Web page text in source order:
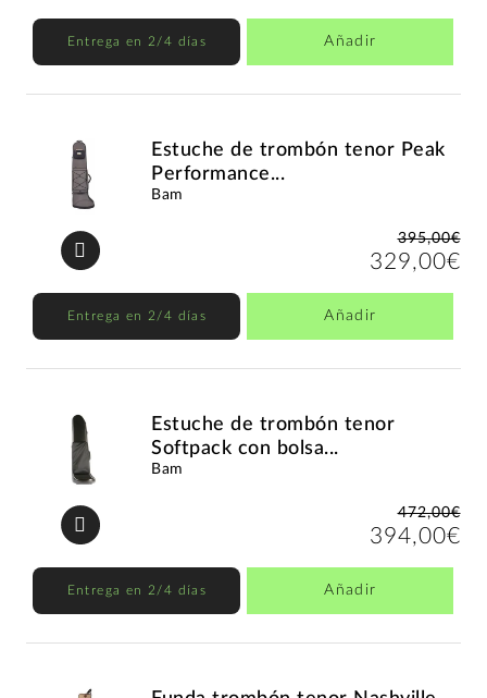
Entrega en 2/4 días Añadir
Estuche de trombón tenor Peak
Performance...
Bam
395,00€
329,00€
Entrega en 2/4 días Añadir
Estuche de trombón tenor
Softpack con bolsa...
Bam
472,00€
394,00€
Entrega en 2/4 días Añadir